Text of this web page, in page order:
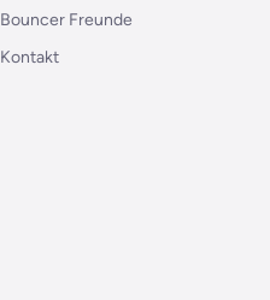
Bouncer Freunde
Kontakt